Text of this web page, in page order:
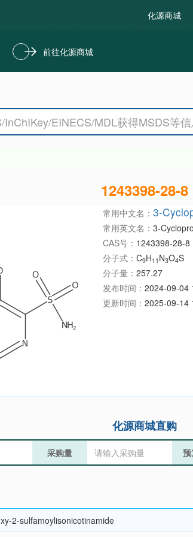
化源商城
前往化源商城
1243398-28-8
常用中文名： 3-
常用英文名： 3-
CAS号： 1243398-28-8
分子式： C9H11 N3O4S
分子量： 257.27
发布时间： 2024-09-04
更新时间： 2025-09-14
化源商城直购
采购量
2-sulfamoylisonicotinamide